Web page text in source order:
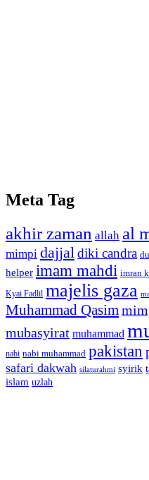
Meta Tag
akhir zaman allah al
mimpi dajjal diki candra
helper imam mahdi imran
Kyai Fadlil majelis gaza
Muhammad Qasim
mubasyirat muhammad
nabi nabi muhammad pakistan
safari dakwah silaturahmi syirik
islam uzlah